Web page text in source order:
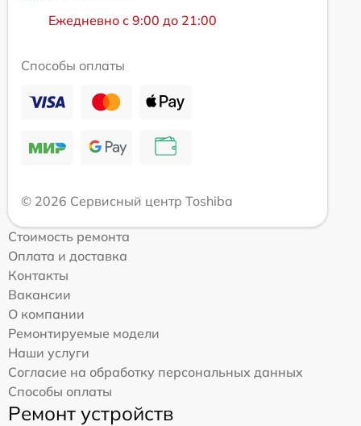
Ежедневно с 9:00 до 21:00
Способы оплаты
© 2026 Сервисный центр Toshiba
Стоимость ремонта
Оплата и доставка
Контакты
Вакансии
О компании
Ремонтируемые модели
Наши услуги
Согласие на обработку персональных данных
Способы оплаты
Ремонт устройств